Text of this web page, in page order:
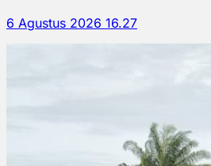
6 Agustus 2026 16.27